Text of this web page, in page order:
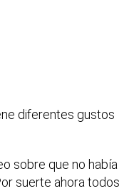
diferentes gustos
sobre que no había
suerte ahora todos